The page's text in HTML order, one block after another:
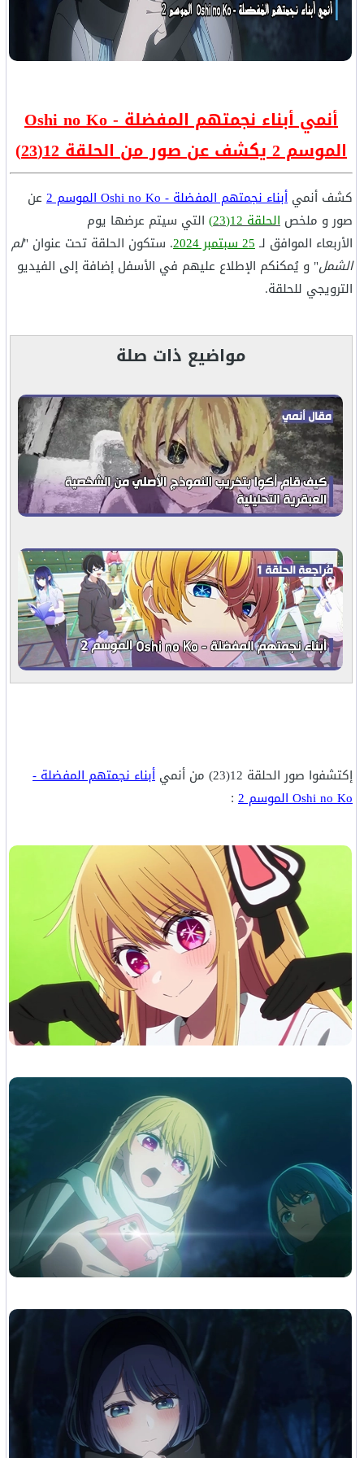
أنمي أبناء نجمتهم المفضلة - Oshi no Ko
الموسم 2 يكشف عن صور من الحلقة 12(23)
كشف أنمي أبناء نجمتهم المفضلة - Oshi no Ko الموسم 2
عن
صور و ملخص الحلقة 12(23)
التي سيتم عرضها يوم
الأربعاء الموافق لـ25 سبتمبر 2024 . ستكون الحلقة تحت عنوان "لم
الشمل" و يُمكنكم الإطلاع عليهم في الأسفل إضافة إلى الفيديو
الترويجي للحلقة.
مواضيع ذات صلة
إكتشفوا صور الحلقة 12(23) من أنمي
أبناء نجمتهم المفضلة -
Oshi no Ko الموسم 2
: